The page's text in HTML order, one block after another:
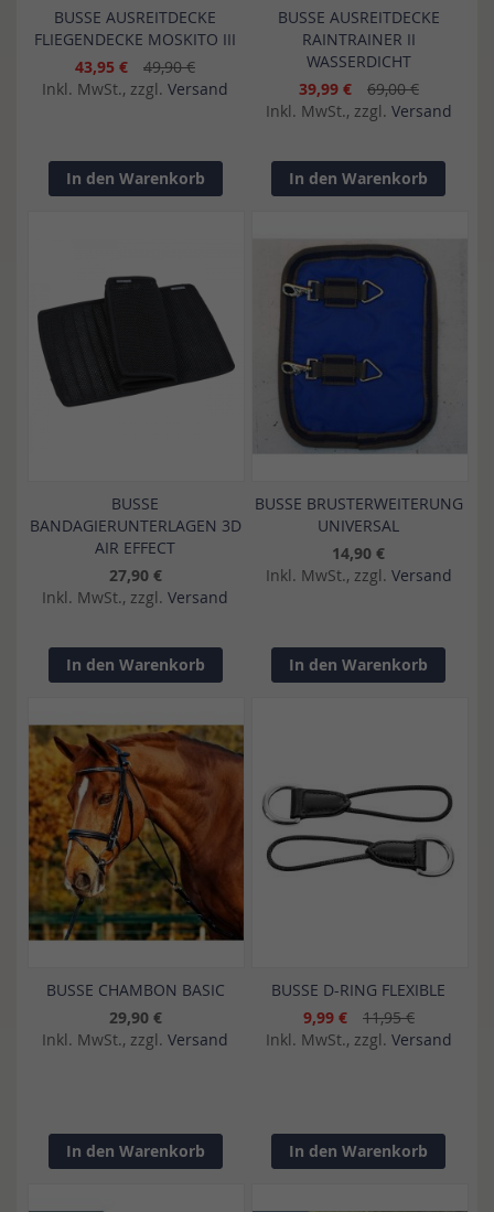
BUSSE AUSREITDECKE
FLIEGENDECKE MOSKITO III
43,95 €
49,90 €
Inkl. MwSt., zzgl. Versand
In den Warenkorb
BUSSE AUSREITDECKE
RAINTRAINER II
WASSERDICHT
39,99 €
69,00 €
Inkl. MwSt., zzgl. Versand
In den Warenkorb
BUSSE
BANDAGIERUNTERLAGEN 3D
AIR EFFECT
27,90 €
Inkl. MwSt., zzgl. Versand
In den Warenkorb
BUSSE BRUSTERWEITERUNG
UNIVERSAL
14,90 €
Inkl. MwSt., zzgl. Versand
In den Warenkorb
BUSSE CHAMBON BASIC
29,90 €
Inkl. MwSt., zzgl. Versand
In den Warenkorb
BUSSE D-RING FLEXIBLE
9,99 €
11,95 €
Inkl. MwSt., zzgl. Versand
In den Warenkorb